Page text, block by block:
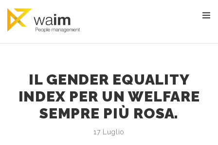
IL GENDER EQUALITY
INDEX PER UN WELFARE
SEMPRE PIÙ ROSA.
17 Luglio